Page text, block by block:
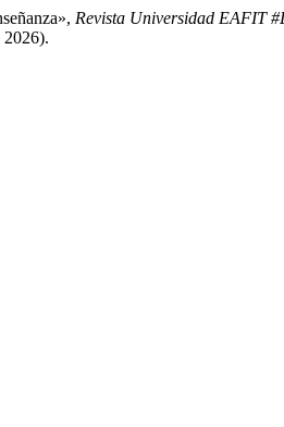
Revista Universidad EAFIT
2026).